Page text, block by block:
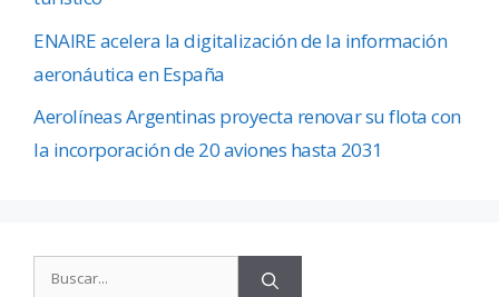
ENAIRE acelera la digitalización de la información
aeronáutica en España
Aerolíneas Argentinas proyecta renovar su flota con
la incorporación de 20 aviones hasta 2031